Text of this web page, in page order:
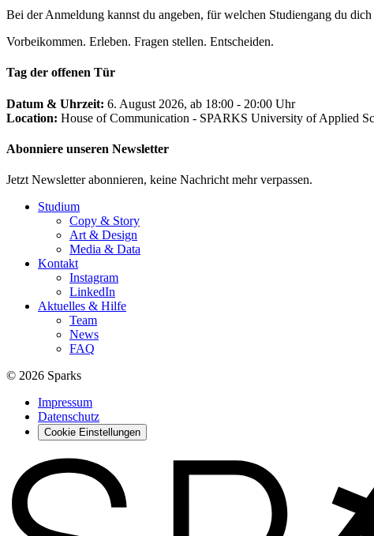
Bei der Anmeldung kannst du angeben, für welchen Studiengang du
Vorbeikommen. Erleben. Fragen stellen. Entscheiden.
Tag der offenen Tür
Datum & Uhrzeit: 6. August 2026, ab 18:00 - 20:00 Uhr
Location: House of Communication - SPARKS University of Applied
Abonniere unseren Newsletter
Jetzt Newsletter abonnieren, keine Nachricht mehr verpassen.
Studium
Copy & Story
Art & Design
Media & Data
Kontakt
Instagram
LinkedIn
Aktuelles & Hilfe
Team
News
FAQ
© 2026 Sparks
Impressum
Datenschutz
Cookie Einstellungen